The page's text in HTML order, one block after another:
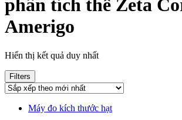
phân tích thế Zeta
Amerigo
Hiển thị kết quả duy nhất
Filters
Máy đo kích thước hạt